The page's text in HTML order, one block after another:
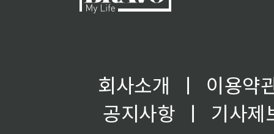
회사소개 ㅣ
이용약
공지사항
ㅣ
기사제